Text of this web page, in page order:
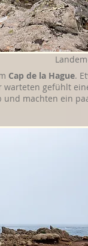
Cap de la Hague.
warteten gefühlt
und machten ein